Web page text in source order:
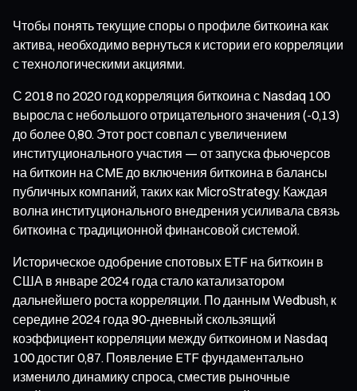
Чтобы понять текущие споры о профиле биткоина как
актива, необходимо вернуться к истории его корреляции
с технологическими акциями.
С 2018 по 2020 год корреляция биткоина с Nasdaq 100
выросла с небольшого отрицательного значения (-0,13)
до более 0,80. Этот рост совпал с увеличением
институционального участия — от запуска фьючерсов
на биткоин на CME до включения биткоина в балансы
публичных компаний, таких как MicroStrategy. Каждая
волна институционального внедрения усиливала связь
биткоина с традиционной финансовой системой.
Историческое одобрение спотовых ETF на биткоин в
США в январе 2024 года стало катализатором
дальнейшего роста корреляции. По данным Wedbush, к
середине 2024 года 90-дневный скользящий
коэффициент корреляции между биткоином и Nasdaq
100 достиг 0,87. Появление ETF фундаментально
изменило динамику спроса, сместив рыночные